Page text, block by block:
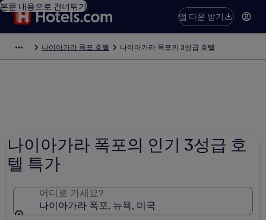
본문 내용으로 건너뛰기
앱 다운 받기
나이아가라 폭포 호텔 나이아가라 폭포의 3성급 호텔
나이아가라 폭포의 인기 3성급 호
텔 특가
어디로 가세요?
나이아가라 폭포, 뉴욕, 미국